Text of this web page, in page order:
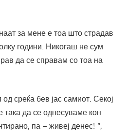
за мене е тоа што страдав
години. Никогаш не сум
да се справам со тоа на
среќа бев јас самиот. Секој
така да се однесуваме кон
па – живеј денес! “,